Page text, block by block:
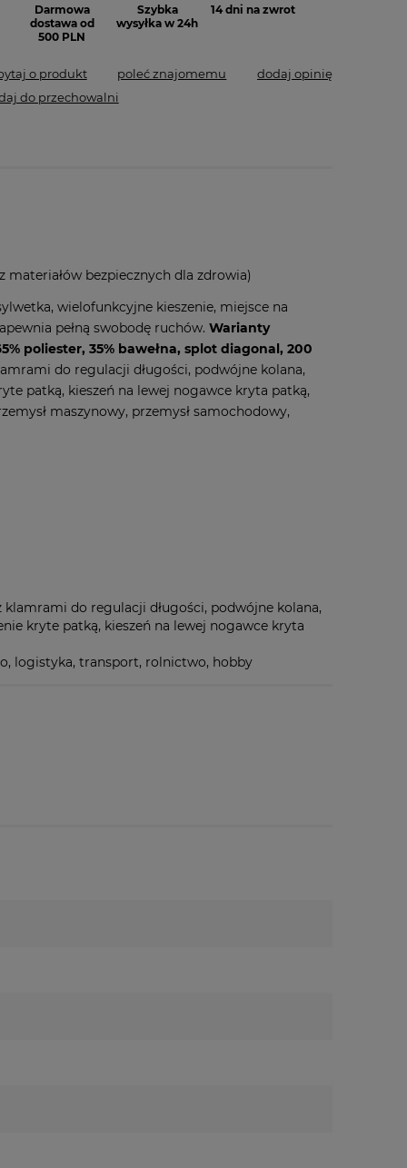
Darmowa
dostawa od
500 PLN
Szybka
wysyłka w 24h
14 dni na zwrot
o produkt poleć znajomemu
dodaj opinię
do przechowalni
bezpiecznych dla zdrowia)
wielofunkcyjne kieszenie, miejsce na
pełną swobodę ruchów. Warianty
poliester, 35% bawełna, splot diagonal, 200
do regulacji długości, podwójne kolana,
patką, kieszeń na lewej nogawce kryta patką,
maszynowy, przemysł samochodowy,
do regulacji długości, podwójne kolana,
kryte patką, kieszeń na lewej nogawce kryta
logistyka, transport, rolnictwo, hobby